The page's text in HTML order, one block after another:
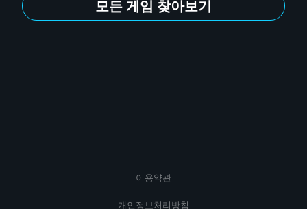
모든 게임 찾아보기
이용약관
개인정보처리방침